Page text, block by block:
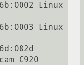
Linux
Linux
C920